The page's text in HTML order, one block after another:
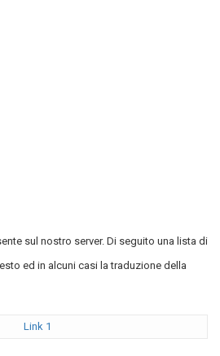
sul nostro server. Di seguito una lista di
ed in alcuni casi la traduzione della
Link 1